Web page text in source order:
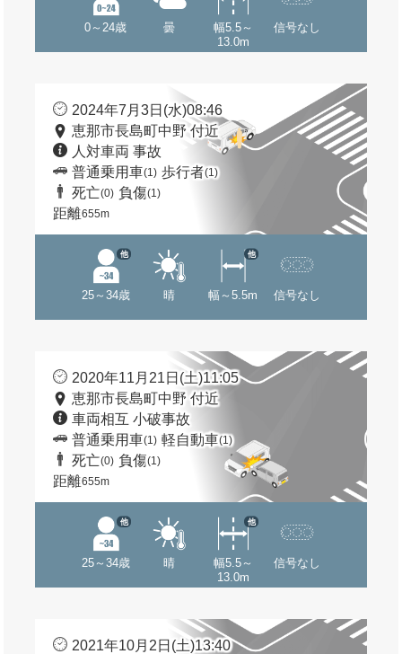
0～24歳 曇
幅5.5～
13.0m
信号なし
2024年7月3日(水)08:46
恵那市長島町中野 付近
人対車両 事故
普通乗用車(1) 歩行者(1)
死亡(0) 負傷(1)
距離655m
25～34歳
他
晴 幅～5.5m
他
信号なし
2020年11月21日(土)11:05
恵那市長島町中野 付近
車両相互 小破事故
普通乗用車(1) 軽自動車(1)
死亡(0) 負傷(1)
距離655m
25～34歳
他
晴
幅5.5～
13.0m
他
信号なし
2021年10月2日(土)13:40